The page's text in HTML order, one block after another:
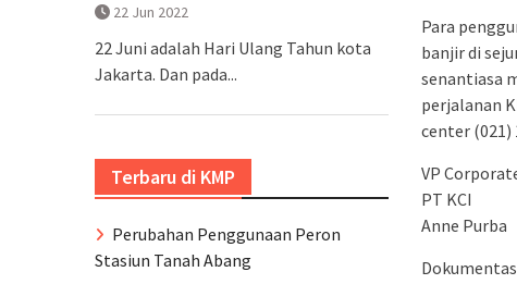
Para
banjir di
senantiasa
perjalanan
center (021)
VP
PT KCI
Anne Purba
22 Jun 2022
22 Juni adalah Hari Ulang Tahun kota
Jakarta. Dan pada...
Terbaru di KMP
Perubahan Penggunaan Peron
Stasiun Tanah Abang